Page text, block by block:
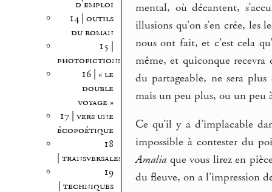
d’emploi
14 | outils
du roman
15 |
photofictions
16 | « le
double
voyage »
17 | vers une
écopoétique
18
| transversales
19
| techniques
mental, où décantent,
illusions qu’on s’en crée,
nous ont fait, et c’est cela
même, et quiconque recevra
du partageable, ne sera
mais un peu plus, ou un peu
Ce qu’il y a d’implacable
impossible à contester du
Amaliaque vous lirez en
du fleuve, on a l’impression